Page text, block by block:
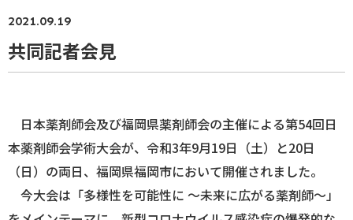
薬剤師を目指す方へ
入会のご案内
2021.09.19
共同記者会見
日本薬剤師会及び福岡県薬剤師会の主催による第54回日
本薬剤師会学術大会が、令和3年9月19日（土）と20日
（日）の両日、福岡県福岡市において開催されました。
今大会は「多様性を可能性に ～未来に広がる薬剤師～」